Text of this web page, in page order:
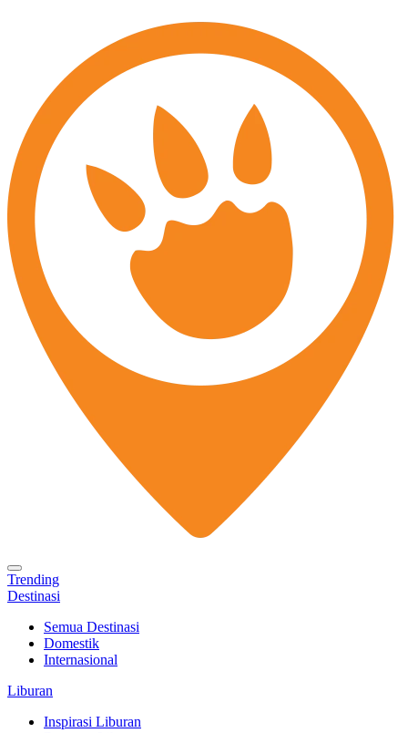
Trending
Destinasi
Semua Destinasi
Domestik
Internasional
Liburan
Inspirasi Liburan